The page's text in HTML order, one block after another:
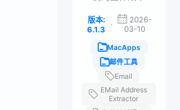
版本:
6.1.3
·
2026-
03-10
MacApps
邮件工具
Email
EMail Address
Extractor